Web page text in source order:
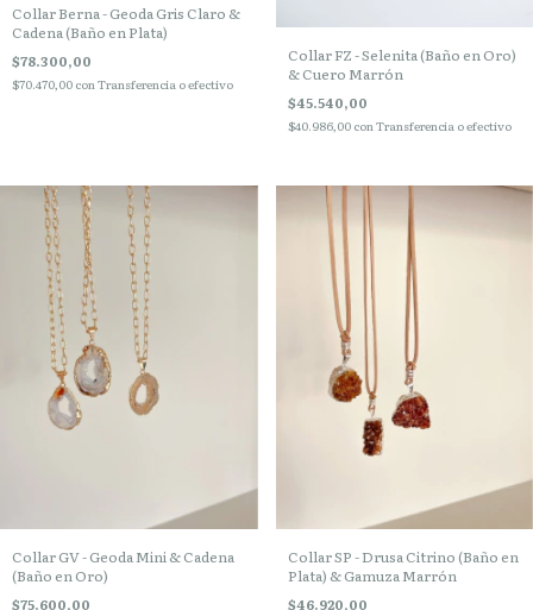
Collar Berna - Geoda Gris Claro &
Cadena (Baño en Plata)
$78.300,00
$70.470,00 con Transferencia o efectivo
Collar FZ - Selenita (Baño en Oro)
& Cuero Marrón
$45.540,00
$40.986,00 conTransferencia o efectivo
Collar GV - Geoda Mini & Cadena
(Baño en Oro)
$75.600,00
Collar SP - Drusa Citrino (Baño en
Plata) & Gamuza Marrón
$46.920,00